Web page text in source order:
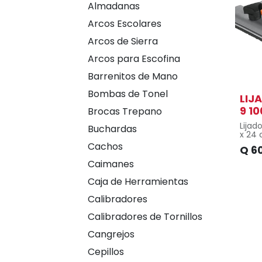
Almadanas
Arcos Escolares
Arcos de Sierra
Arcos para Escofina
Barrenitos de Mano
Bombas de Tonel
Brocas Trepano
Buchardas
Cachos
Caimanes
Caja de Herramientas
Calibradores
Calibradores de Tornillos
Cangrejos
Cepillos
9
x 24
Q